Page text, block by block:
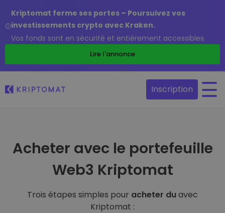
Kriptomat ferme ses portes – Poursuivez vos
investissements crypto avec Kraken.
Vos fonds sont en sécurité et entièrement accessibles.
Lire l'annonce
Inscription
Acheter avec le portefeuille
Web3 Kriptomat
Trois étapes simples pour acheter duavec
Kriptomat :